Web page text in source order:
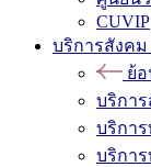
CUVIP
บริการสังคม
ย้
บริกา
บริกา
บริกา